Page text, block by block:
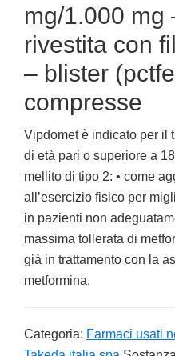
mg/1.000 mg
rivestita con
– blister
compresse
Vipdomet è indicato per il
di età pari o superiore a
mellito di tipo 2: • come
all’esercizio fisico per
in pazienti non
massima tollerata di
già in trattamento con la
metformina.
Categoria: Farmaci usati